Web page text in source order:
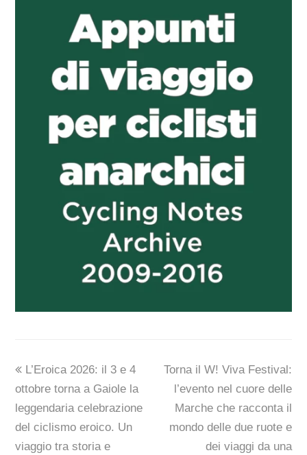
previous
post:
L’Eroica 2026: il 3 e 4
ottobre torna a Gaiole la
leggendaria celebrazione
del ciclismo eroico. Un
viaggio tra storia e
next
post:
Torna il W! Viva Festival:
l’evento nel cuore delle
Marche che racconta il
mondo delle due ruote e
dei viaggi da una